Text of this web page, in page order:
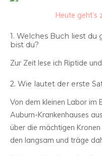
Heute geht’s
1. Welches Buch liest du
bist du?
Zur Zeit lese ich Riptide
2. Wie lautet der erste
Von dem kleinen Labor im
Auburn-Krankenhauses
über die mächtigen
den langsam und träge